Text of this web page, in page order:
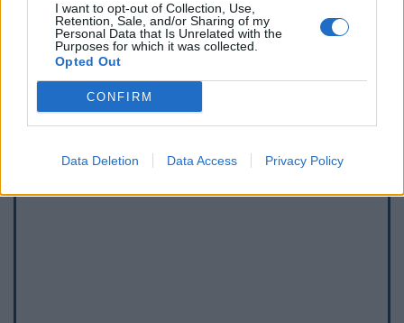
I want to opt-out of Collection, Use,
Retention, Sale, and/or Sharing of my
Personal Data that Is Unrelated with the
Purposes for which it was collected.
Opted Out
CONFIRM
Data Deletion Data Access Privacy Policy